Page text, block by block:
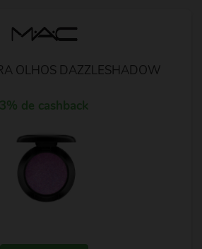
OLHOS DAZZLESHADOW
3% de cashback